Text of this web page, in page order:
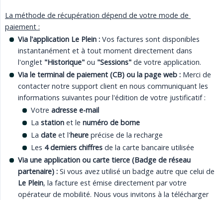
La méthode de récupération dépend de votre mode de
paiement :
Via l'application Le Plein : Vos factures sont disponibles
instantanément et à tout moment directement dans
l'onglet "Historique" ou "Sessions" de votre application.
Via le terminal de paiement (CB) ou la page web : Merci de
contacter notre support client en nous communiquant les
informations suivantes pour l'édition de votre justificatif :
Votre adresse e-mail
La station et le numéro de borne
La date et l'heure précise de la recharge
Les 4 derniers chiffres de la carte bancaire utilisée
Via une application ou carte tierce (Badge de réseau
partenaire) : Si vous avez utilisé un badge autre que celui de
Le Plein, la facture est émise directement par votre
opérateur de mobilité. Nous vous invitons à la télécharger